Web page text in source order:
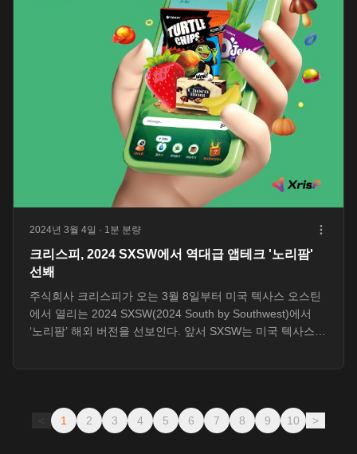
2024년 3월 4일 · 1분 분량
크리스피, 2024 SXSW에서 역대급 앱테크 '노리팜'
선봬
주식회사 크리스피가 오는 3월 8일부터 미국 텍사스 오스틴
에서 열리는 2024 SXSW(2024 South by Southwest)에서
‘노리팜’ 해외 버전을 선보인다. 앞서 SXSW는 미국 텍사스
1 2 3 4 5 6 7 8 9 10 >